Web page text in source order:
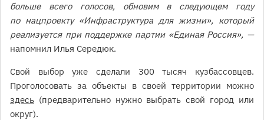
больше всего голосов, обновим в следующем году
по нацпроекту «Инфраструктура для жизни», который
реализуется при поддержке партии «Единая Россия», —
напомнил Илья Середюк.
Свой выбор уже сделали 300 тысяч кузбассовцев.
Проголосовать за объекты в своей территории можно
здесь (предварительно нужно выбрать свой город или
округ).